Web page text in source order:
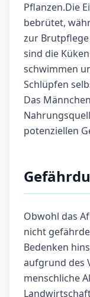
Pflanzen.Die
bebrütet,
zur
sind die
schwimmen
Schlüpfen
Das
potenziellen
Obwohl das
nicht
Bedenken
aufgrund des
menschliche